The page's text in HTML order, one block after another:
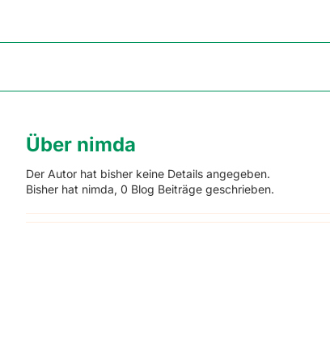
Namensaufkleber
Adressaufkleber
Bügeletiketten
Über nimda
Der Autor hat bisher keine Details angegeben.
Bisher hat nimda, 0 Blog Beiträge geschrieben.